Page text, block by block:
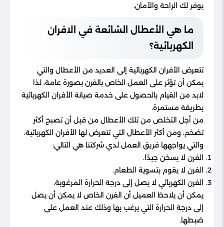
يوفر لك الراحة والأمان.
ما هي الأعطال الشائعة في الافران
الكهربائية؟
تتعرض الأفران الكهربائية إلى العديد من الأعطال والتي
يمكن أن تؤثر على العمل الخاص بالفرن بصورة عامة، لذا
لابد من القيام بالحصول على خدمة صيانة الأفران الكهربائية
بطريقة مستمرة.
من أجل التخلص من تلك الأعطال من قبل أن تصبح أكثر
تضخم، ومن أكثر الأعطال التي تتعرض لها الأفران الكهربائية،
والتي يواجهها فريق العمل لدي شركتنا هي التالي:
الفرن لا يسخن جيدًا.
الفرن لا يقوم بتسوية الطعام.
الفرن الكهربائي لا يصل إلى درجة الحرارة المرغوبة.
يمكن أن يلاحظ العميل أن الفرن الخاص لا يمكن أن يصل
إلى درجة الحرارة التي يرغب بها وذلك عند العمل على
ضبطها.